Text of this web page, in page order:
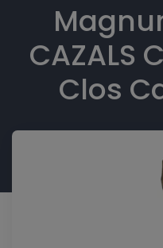
CAZALS
Clos